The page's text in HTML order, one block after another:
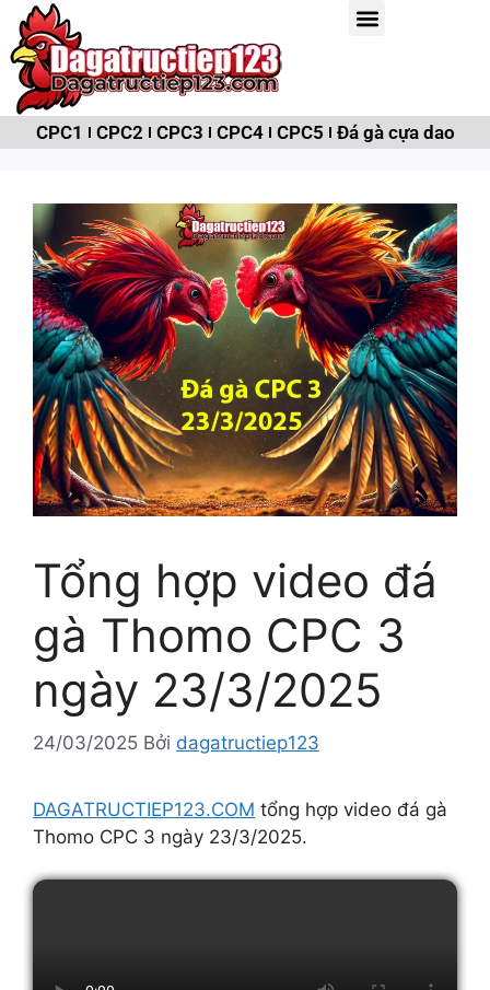
CPC1 CPC2 CPC3 CPC4 CPC5 Đá gà cựa dao
Tổng hợp video đá
gà Thomo CPC 3
ngày 23/3/2025
24/03/2025 Bởi dagatructiep123
DAGATRUCTIEP123.COM tổng hợp video đá gà
Thomo CPC 3 ngày 23/3/2025.